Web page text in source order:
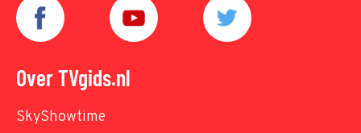
Over TVgids.nl
SkyShowtime